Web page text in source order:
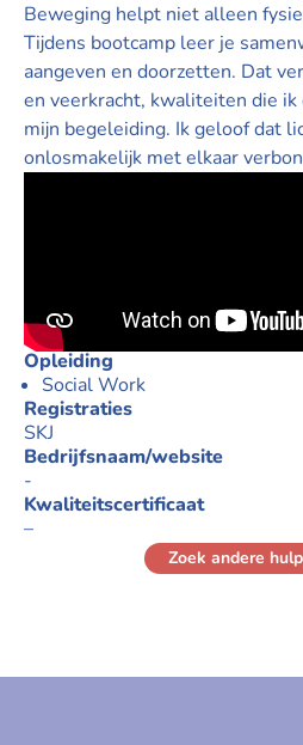
Beweging helpt niet alleen
Tijdens bootcamp leer je
aangeven en doorzetten. Dat
en veerkracht, kwaliteiten die ik
mijn begeleiding. Ik geloof dat
onlosmakelijk met elkaar
Opleiding
Social Work
Registraties
SKJ
Bedrijfsnaam/website
-
Kwaliteitscertificaat
–
Zoek andere